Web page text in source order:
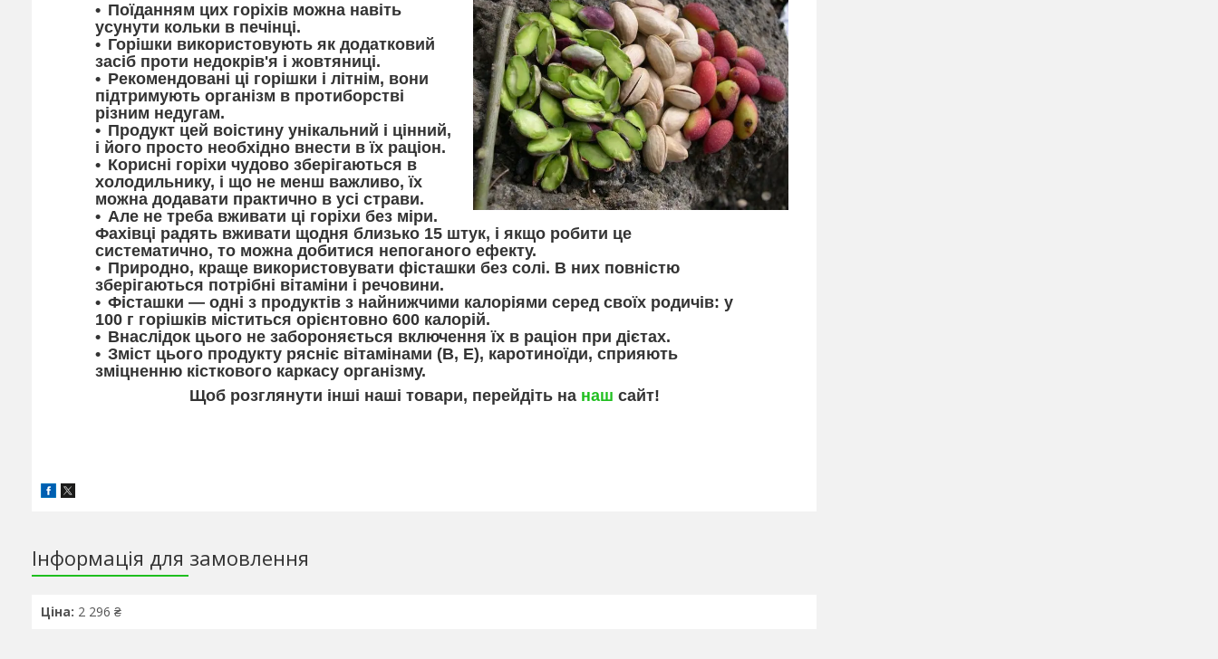
Поїданням цих горіхів можна навіть
усунути кольки в печінці.
Горішки використовують як додатковий
засіб проти недокрів'я і жовтяниці.
Рекомендовані ці горішки і літнім, вони
підтримують організм в протиборстві
різним недугам.
Продукт цей воістину унікальний і цінний,
і його просто необхідно внести в їх раціон.
Корисні горіхи чудово зберігаються в
холодильнику, і що не менш важливо, їх
можна додавати практично в усі страви.
Але не треба вживати ці горіхи без міри.
Фахівці радять вживати щодня близько 15 штук, і якщо робити це
систематично, то можна добитися непоганого ефекту.
Природно, краще використовувати фісташки без солі. В них повністю
зберігаються потрібні вітаміни і речовини.
Фісташки — одні з продуктів з найнижчими калоріями серед своїх родичів: у
100 г горішків міститься орієнтовно 600 калорій.
Внаслідок цього не забороняється включення їх в раціон при дієтах.
Зміст цього продукту рясніє вітамінами (B, E), каротиноїди, сприяють
зміцненню кісткового каркасу організму.
Щоб розглянути інші наші товари, перейдіть на наш сайт!
Інформація для замовлення
Ціна: 2 296 ₴